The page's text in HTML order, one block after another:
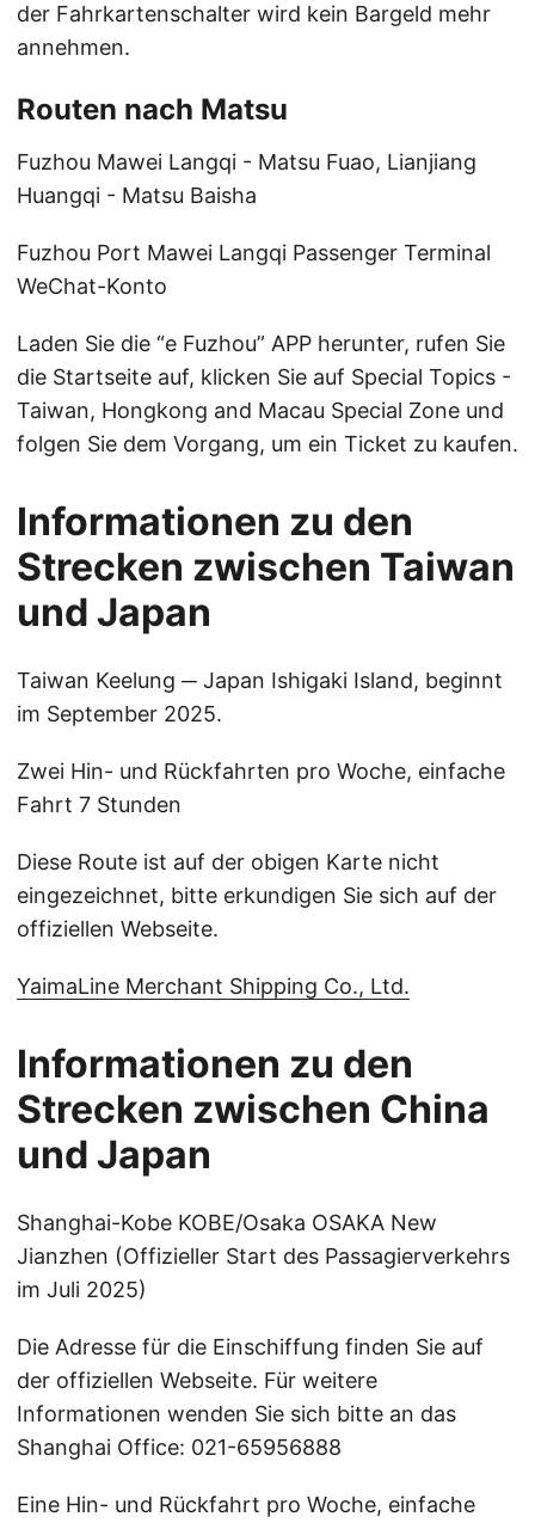
der Fahrkartenschalter wird kein Bargeld mehr
annehmen.
Routen nach Matsu
Fuzhou Mawei Langqi - Matsu Fuao, Lianjiang
Huangqi - Matsu Baisha
Fuzhou Port Mawei Langqi Passenger Terminal
WeChat-Konto
Laden Sie die “e Fuzhou” APP herunter, rufen Sie
die Startseite auf, klicken Sie auf Special Topics -
Taiwan, Hongkong and Macau Special Zone und
folgen Sie dem Vorgang, um ein Ticket zu kaufen.
Informationen zu den
Strecken zwischen Taiwan
und Japan
Taiwan Keelung ─ Japan Ishigaki Island, beginnt
im September 2025.
Zwei Hin- und Rückfahrten pro Woche, einfache
Fahrt 7 Stunden
Diese Route ist auf der obigen Karte nicht
eingezeichnet, bitte erkundigen Sie sich auf der
offiziellen Webseite.
YaimaLine Merchant Shipping Co., Ltd.
Informationen zu den
Strecken zwischen China
und Japan
Shanghai-Kobe KOBE/Osaka OSAKA New
Jianzhen (Offizieller Start des Passagierverkehrs
im Juli 2025)
Die Adresse für die Einschiffung finden Sie auf
der offiziellen Webseite. Für weitere
Informationen wenden Sie sich bitte an das
Shanghai Office: 021-65956888
Eine Hin- und Rückfahrt pro Woche, einfache